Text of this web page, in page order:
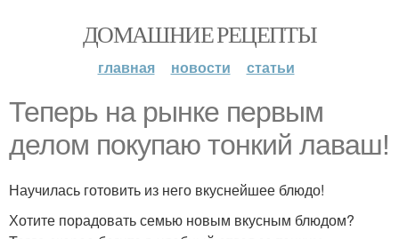
ДОМАШНИЕ РЕЦЕПТЫ
главная новости статьи
Теперь на рынке первым
делом покупаю тонкий лаваш!
Научилась готовить из него вкуснейшее блюдо!
Хотите порадовать семью новым вкусным блюдом?